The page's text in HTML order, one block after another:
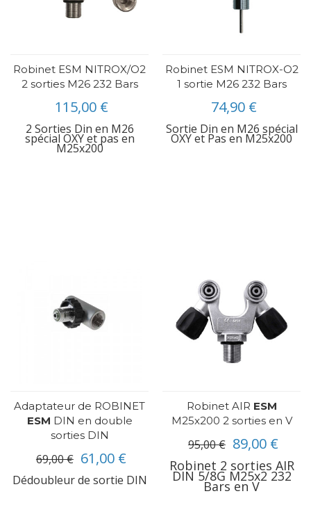
Robinet ESM NITROX/O2
2 sorties M26 232 Bars
115,00 €
2 Sorties Din en M26
spécial OXY et pas en
M25x200
Robinet ESM NITROX-O2
1 sortie M26 232 Bars
74,90 €
Sortie Din en M26 spécial
OXY et Pas en M25x200
Adaptateur de ROBINET
ESM DIN en double
sorties DIN
69,00 € 61,00 €
Dédoubleur de sortie DIN
Robinet AIR ESM
M25x200 2 sorties en V
95,00 € 89,00 €
Robinet 2 sorties AIR
DIN 5/8G M25x2 232
Bars en V